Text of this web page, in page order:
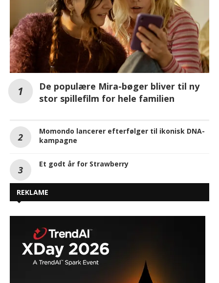
De populære Mira-bøger bliver til ny
stor spillefilm for hele familien
Momondo lancerer efterfølger til ikonisk DNA-
kampagne
Et godt år for Strawberry
REKLAME